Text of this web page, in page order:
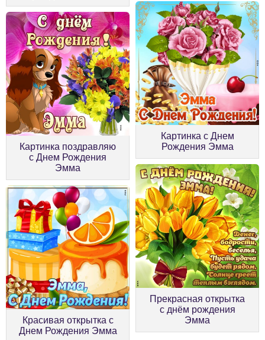
Картинка поздравляю
с Днем Рождения
Эмма
Картинка с Днем
Рождения Эмма
Красивая открытка с
Днем Рождения Эмма
Прекрасная открытка
с днём рождения
Эмма